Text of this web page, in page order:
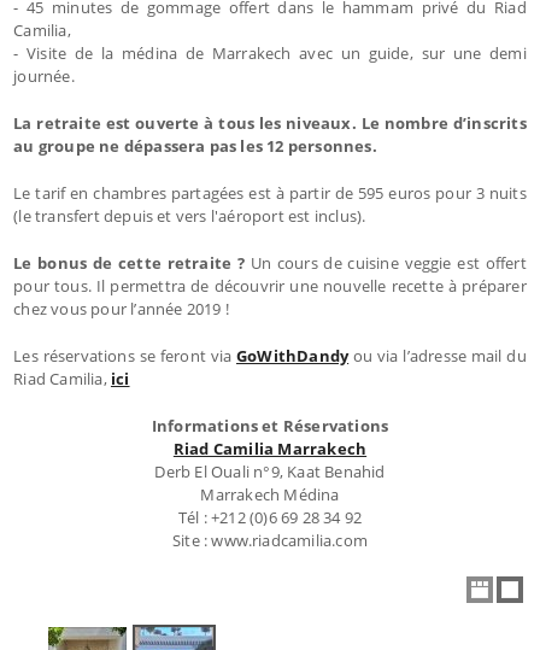
- 45 minutes de gommage offert dans le hammam privé du Riad
Camilia,
- Visite de la médina de Marrakech avec un guide, sur une demi
journée.
La retraite est ouverte à tous les niveaux. Le nombre d’inscrits
au groupe ne dépassera pas les 12 personnes.
Le tarif en chambres partagées est à partir de 595 euros pour 3 nuits
(le transfert depuis et vers l'aéroport est inclus).
Le bonus de cette retraite ? Un cours de cuisine veggie est offert
pour tous. Il permettra de découvrir une nouvelle recette à préparer
chez vous pour l’année 2019 !
Les réservations se feront viaGoWithDandyou via l’adresse mail du
Riad Camilia, ici
Informations et Réservations
Riad Camilia Marrakech
Derb El Ouali n°9, Kaat Benahid
Marrakech Médina
Tél : +212 (0)6 69 28 34 92
Site : www.riadcamilia.com